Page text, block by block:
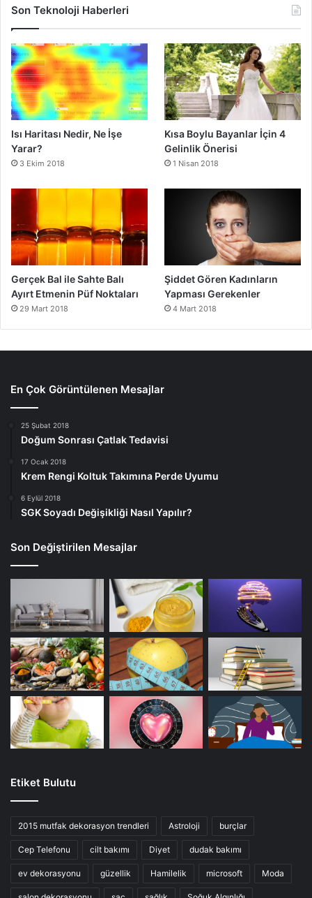
Son Teknoloji Haberleri
Isı Haritası Nedir, Ne İşe
Yarar?
3 Ekim 2018
Kısa Boylu Bayanlar İçin 4
Gelinlik Önerisi
1 Nisan 2018
Gerçek Bal ile Sahte Balı
Ayırt Etmenin Püf Noktaları
29 Mart 2018
Şiddet Gören Kadınların
Yapması Gerekenler
4 Mart 2018
En Çok Görüntülenen Mesajlar
25 Şubat 2018
Doğum Sonrası Çatlak Tedavisi
17 Ocak 2018
Krem Rengi Koltuk Takımına Perde Uyumu
6 Eylül 2018
SGK Soyadı Değişikliği Nasıl Yapılır?
Son Değiştirilen Mesajlar
Etiket Bulutu
2015 mutfak dekorasyon trendleri Astroloji burçlar
Cep Telefonu cilt bakımı Diyet dudak bakımı
ev dekorasyonu güzellik Hamilelik microsoft Moda